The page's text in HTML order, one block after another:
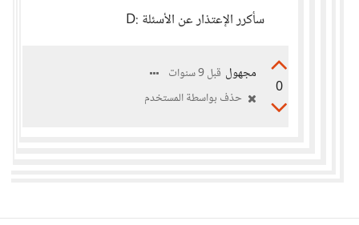
سأكرر الإعتذار عن الأسئلة :D
0
مجهول قبل 9 سنوات
حذف بواسطة المستخدم